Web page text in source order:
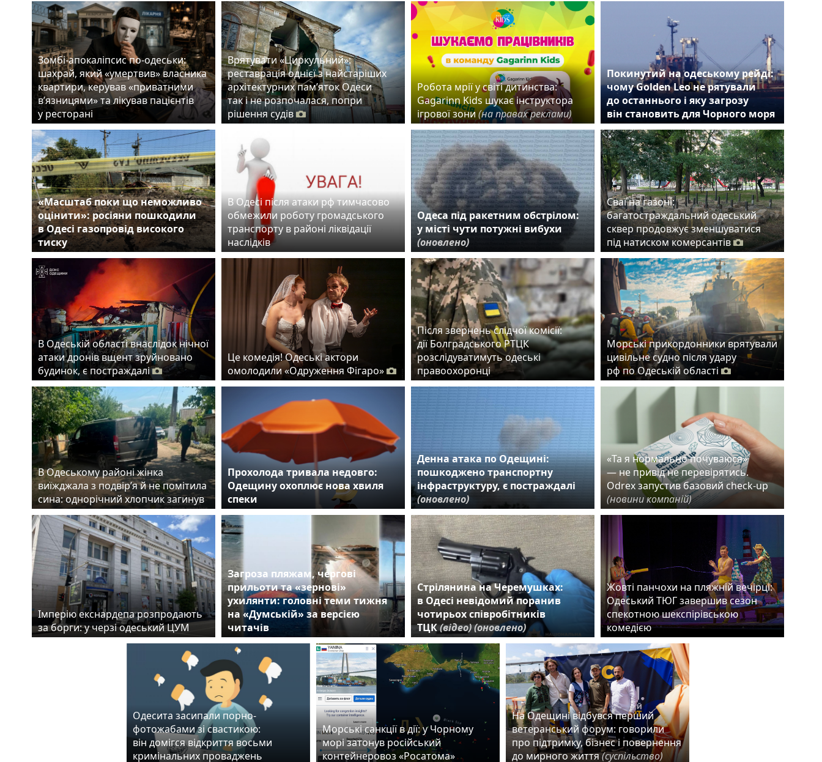
Зомбі-апокаліпсис по-одеськи:
шахрай, який «умертвив» власника
квартири, керував «приватними
в’язницями» та лікував пацієнтів
у ресторані
Врятувати «Циркульний»:
реставрація однієї з найстаріших
архітектурних пам’яток Одеси
так і не розпочалася, попри
рішення судів
Робота мрії у світі дитинства:
Gagarinn Kids шукає інструктора
ігрової зони(на правах реклами)
Покинутий на одеському рейді:
чому Golden Leo не рятували
до останнього і яку загрозу
він становить для Чорного моря
«Масштаб поки що неможливо
оцінити»: росіяни пошкодили
в Одесі газопровід високого
тиску
В Одесі після атаки рф тимчасово
обмежили роботу громадського
транспорту в районі ліквідації
наслідків
Одеса під ракетним обстрілом:
у місті чути потужні вибухи
(оновлено)
Сваї на газоні:
багатостраждальний одеський
сквер продовжує зменшуватися
під натиском комерсантів
В Одеській області внаслідок нічної
атаки дронів вщент зруйновано
будинок, є постраждалі
Це комедія! Одеські актори
омолодили «Одруження Фігаро»
Після звернень слідчої комісії:
дії Болградського РТЦК
розслідуватимуть одеські
правоохоронці
Морські прикордонники врятували
цивільне судно після удару
рф по Одеській області
В Одеському районі жінка
виїжджала з подвір’я й не помітила
сина: однорічний хлопчик загинув
Прохолода тривала недовго:
Одещину охоплює нова хвиля
спеки
Денна атака по Одещині:
пошкоджено транспортну
інфраструктуру, є постраждалі
(оновлено)
«Та я нормально почуваюся»
— не привід не перевірятись.
Odrex запустив базовий check-up
(новини компаній)
Імперію екснардепа розпродають
за борги: у черзі одеський ЦУМ
Загроза пляжам, чергові
прильоти та «зернові»
ухилянти: головні теми тижня
на «Думській» за версією
читачів
Стрілянина на Черемушках:
в Одесі невідомий поранив
чотирьох співробітників
ТЦК(відео)(оновлено)
Жовті панчохи на пляжній вечірці:
Одеський ТЮГ завершив сезон
спекотною шекспірівською
комедією
Одесита засипали порно-
фотожабами зі свастикою:
він домігся відкриття восьми
кримінальних проваджень
Морські санкції в дії: у Чорному
морі затонув російський
контейнеровоз «Росатома»
На Одещині відбувся перший
ветеранський форум: говорили
про підтримку, бізнес і повернення
до мирного життя(суспільство)